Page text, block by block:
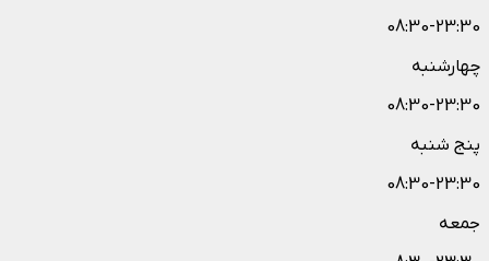
08:30-23:30
چهارشنبه
08:30-23:30
پنج شنبه
08:30-23:30
جمعه